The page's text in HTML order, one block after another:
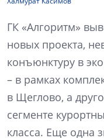
ГК «Алгоритм»
новых проекта,
конъюнктуру в
– в рамках
в Щеглово, а
сегменте
класса. Еще одна